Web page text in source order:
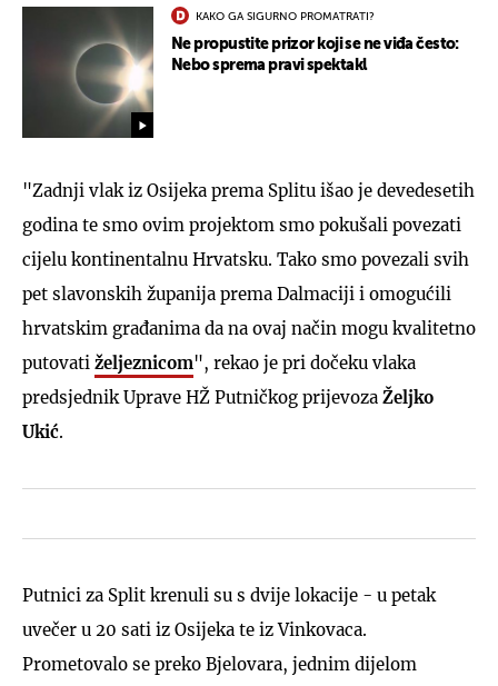
KAKO GA SIGURNO PROMATRATI?
Ne propustite prizor koji se ne viđa često:
Nebo sprema pravi spektakl
"Zadnji vlak iz Osijeka prema Splitu išao je devedesetih
godina te smo ovim projektom smo pokušali povezati
cijelu kontinentalnu Hrvatsku. Tako smo povezali svih
pet slavonskih županija prema Dalmaciji i omogućili
hrvatskim građanima da na ovaj način mogu kvalitetno
putovati željeznicom", rekao je pri dočeku vlaka
predsjednik Uprave HŽ Putničkog prijevoza Željko
Ukić.
Putnici za Split krenuli su s dvije lokacije - u petak
uvečer u 20 sati iz Osijeka te iz Vinkovaca.
Prometovalo se preko Bjelovara, jednim dijelom